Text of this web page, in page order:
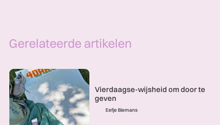
Gerelateerde artikelen
Vierdaagse-wijsheid om door te
geven
Eefje Biemans